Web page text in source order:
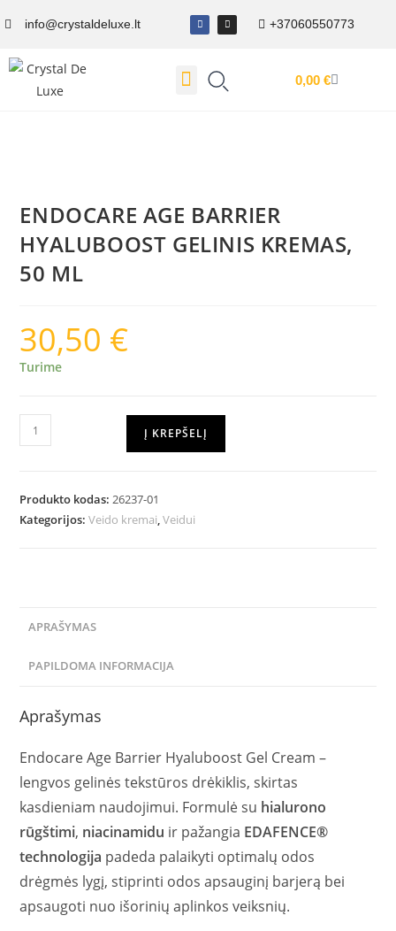
info@crystaldeluxe.lt +37060550773
0,00 €
ENDOCARE AGE BARRIER
HYALUBOOST GELINIS KREMAS,
50 ML
30,50 €
Turime
Į KREPŠELĮ
Produkto kodas:26237-01
Kategorijos:Veido kremai,Veidui
APRAŠYMAS
PAPILDOMA INFORMACIJA
Aprašymas
Endocare Age Barrier Hyaluboost Gel Cream –
lengvos gelinės tekstūros drėkiklis, skirtas
kasdieniam naudojimui. Formulė su hialurono
rūgštimi, niacinamidu ir pažangia EDAFENCE®
technologija padeda palaikyti optimalų odos
drėgmės lygį, stiprinti odos apsauginį barjerą bei
apsaugoti nuo išorinių aplinkos veiksnių.